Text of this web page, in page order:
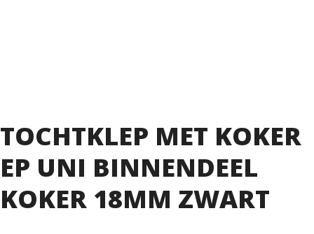
TOCHTKLEP MET KOKER
EP UNI BINNENDEEL
KOKER 18MM ZWART